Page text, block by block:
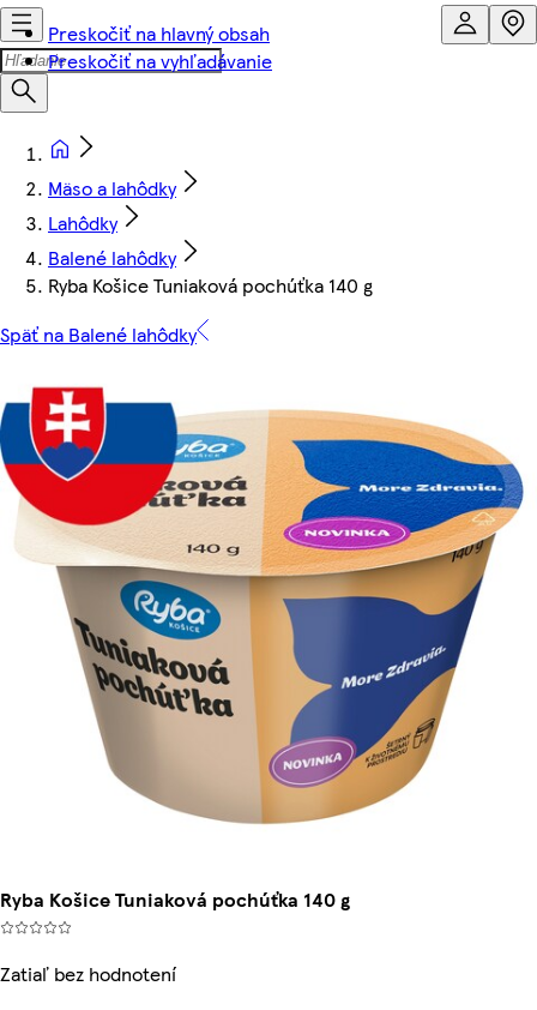
Preskočiť na hlavný obsah
Preskočiť na vyhľadávanie
Mäso a lahôdky
Lahôdky
Balené lahôdky
Ryba Košice Tuniaková pochúťka 140 g
Späť na Balené lahôdky
Ryba Košice Tuniaková pochúťka 140 g
Zatiaľ bez hodnotení